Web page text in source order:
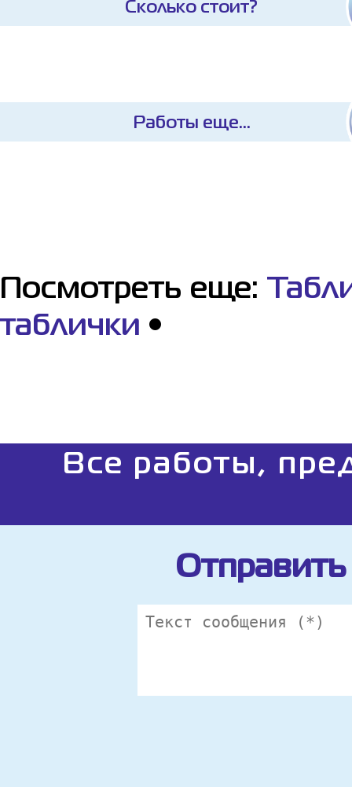
Сколько стоит?
Работы еще...
Посмотреть еще:
таблички •
Все работы,
Отправить